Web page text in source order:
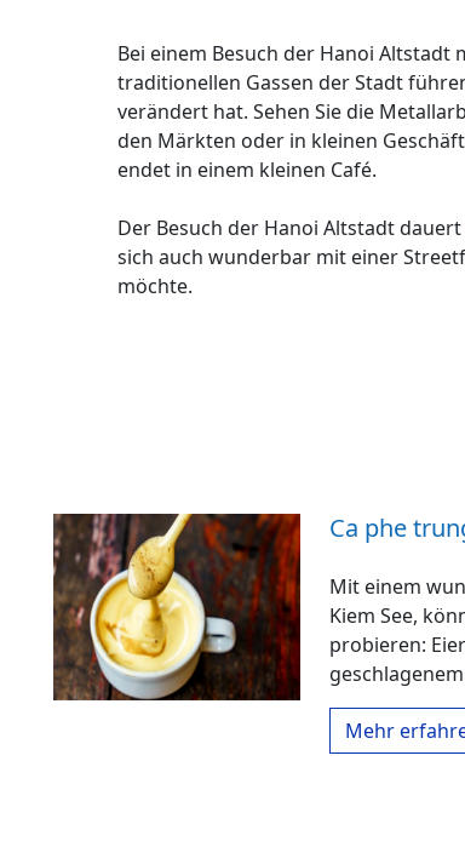
Bei einem Besuch der Hanoi
traditionellen Gassen der Stadt
verändert hat. Sehen Sie die
den Märkten oder in kleinen
endet in einem kleinen Café.
Der Besuch der Hanoi Altstadt
sich auch wunderbar mit einer
möchte.
Ca phe
Mit einem
Kiem See,
probieren:
Mehr